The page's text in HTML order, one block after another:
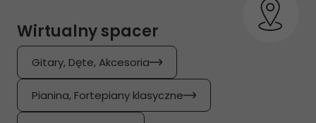
Wirtualny spacer
Gitary, Dęte, Akcesoria
Pianina, Fortepiany klasyczne